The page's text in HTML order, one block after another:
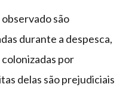
são
durante a despesca,
por
delas são prejudiciais